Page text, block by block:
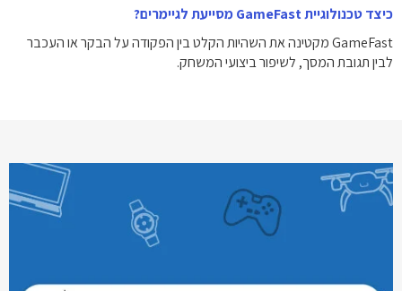
כיצד טכנולוגיית GameFast מסייעת לגיימרים?
GameFast מקטינה את השהיות הקלט בין הפקודה על הבקר או העכבר
לבין תגובת המסך, לשיפור ביצועי המשחק.